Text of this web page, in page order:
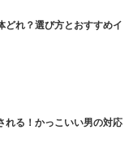
どれ？選び方とおすすめイ
れる！かっこいい男の対応